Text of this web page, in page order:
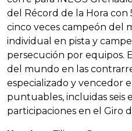
del Récord de la Hora con
cinco veces campeón del
individual en pista y
persecución por equipos.
del mundo en las
especializado y vencedor
puntuables, incluidas seis
participaciones en el Giro